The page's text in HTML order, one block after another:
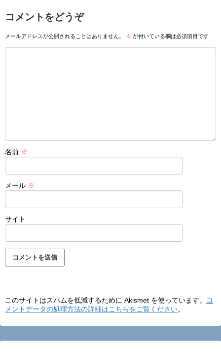
コメントをどうぞ
メールアドレスが公開されることはありません。 ※ が付いている欄は必須項目です
名前 ※
メール ※
サイト
このサイトはスパムを低減するために Akismet を使っています。
コ
メントデータの処理方法の詳細はこちらをご覧ください。